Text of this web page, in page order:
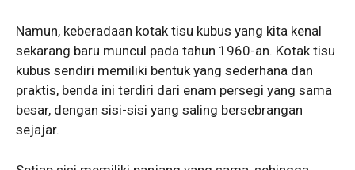
Namun, keberadaan kotak tisu kubus yang kita kenal
sekarang baru muncul pada tahun 1960-an. Kotak tisu
kubus sendiri memiliki bentuk yang sederhana dan
praktis, benda ini terdiri dari enam persegi yang sama
besar, dengan sisi-sisi yang saling bersebrangan
sejajar.